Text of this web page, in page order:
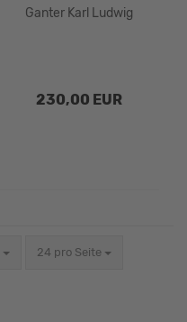
Ganter Karl Ludwig
230,00 EUR
24 pro Seite